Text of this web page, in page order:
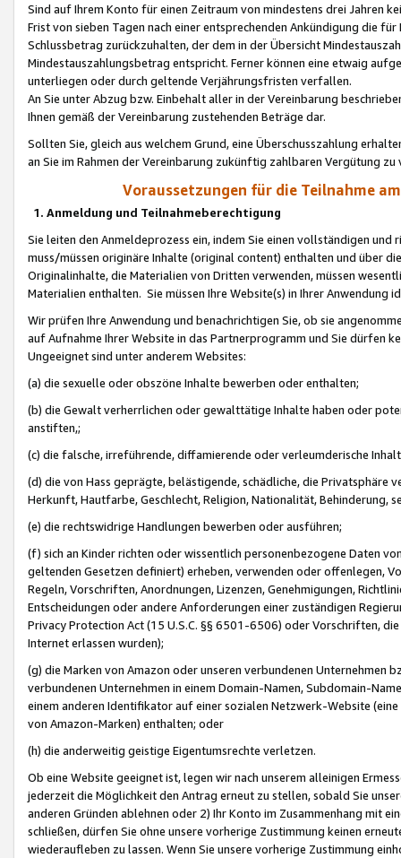
Sind auf Ihrem Konto für einen Zeitraum von mindestens drei Jahren
Frist von sieben Tagen nach einer entsprechenden Ankündigung die
Schlussbetrag zurückzuhalten, der dem in der Übersicht
Mindestauszahlungsbetrag entspricht. Ferner können eine etwaig
unterliegen oder durch geltende Verjährungsfristen verfallen.
An Sie unter Abzug bzw. Einbehalt aller in der Vereinbarung
Ihnen gemäß der Vereinbarung zustehenden Beträge dar.
Sollten Sie, gleich aus welchem Grund, eine Überschusszahlung
an Sie im Rahmen der Vereinbarung zukünftig zahlbaren Vergütung zu
Voraussetzungen für die Teilnahme
1. Anmeldung und Teilnahmeberechtigung
Sie leiten den Anmeldeprozess ein, indem Sie einen vollständigen
muss/müssen originäre Inhalte (original content) enthalten und über
Originalinhalte, die Materialien von Dritten verwenden, müssen
Materialien enthalten. Sie müssen Ihre Website(s) in Ihrer Anwendung
Wir prüfen Ihre Anwendung und benachrichtigen Sie, ob sie
auf Aufnahme Ihrer Website in das Partnerprogramm und Sie dürfen
Ungeeignet sind unter anderem Websites:
(a) die sexuelle oder obszöne Inhalte bewerben oder enthalten;
(b) die Gewalt verherrlichen oder gewalttätige Inhalte haben oder
anstiften,;
(c) die falsche, irreführende, diffamierende oder verleumderische
(d) die von Hass geprägte, belästigende, schädliche, die Privatsphäre
Herkunft, Hautfarbe, Geschlecht, Religion, Nationalität, Behinderung,
(e) die rechtswidrige Handlungen bewerben oder ausführen;
(f) sich an Kinder richten oder wissentlich personenbezogene Daten
geltenden Gesetzen definiert) erheben, verwenden oder offenlegen,
Regeln, Vorschriften, Anordnungen, Lizenzen, Genehmigungen,
Entscheidungen oder andere Anforderungen einer zuständigen
Privacy Protection Act (15 U.S.C. §§ 6501-6506) oder Vorschriften,
Internet erlassen wurden);
(g) die Marken von Amazon oder unseren verbundenen Unternehmen
verbundenen Unternehmen in einem Domain-Namen, Subdomain-
einem anderen Identifikator auf einer sozialen Netzwerk-Website
von Amazon-Marken) enthalten; oder
(h) die anderweitig geistige Eigentumsrechte verletzen.
Ob eine Website geeignet ist, legen wir nach unserem alleinigen
jederzeit die Möglichkeit den Antrag erneut zu stellen, sobald Sie
anderen Gründen ablehnen oder 2) Ihr Konto im Zusammenhang mit
schließen, dürfen Sie ohne unsere vorherige Zustimmung keinen
wiederaufleben zu lassen. Wenn Sie unsere vorherige Zustimmung